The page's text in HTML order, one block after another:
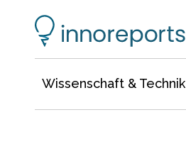
Wissenschaft & Technik